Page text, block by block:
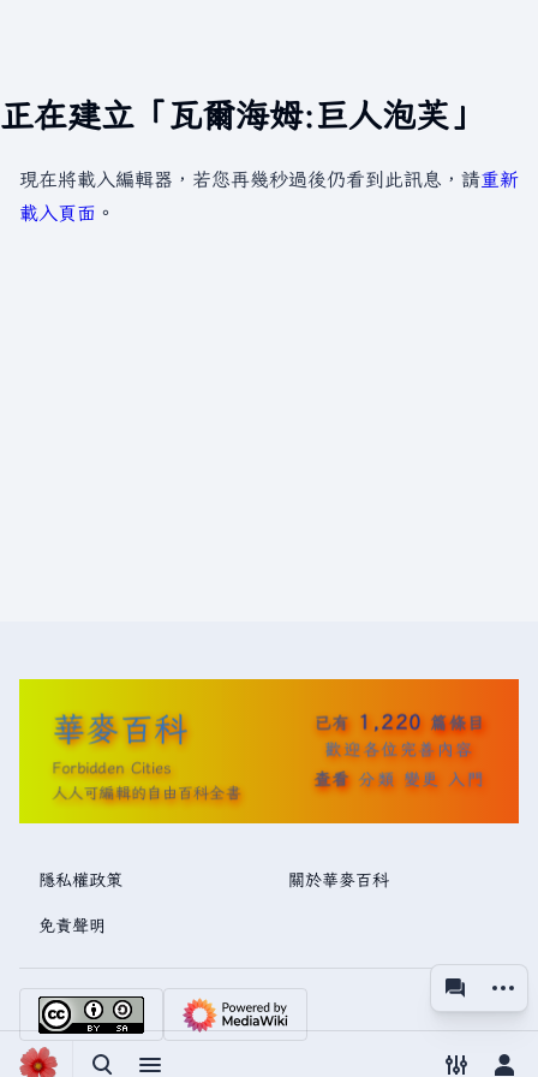
正在建立「瓦爾海姆:巨人泡芙」
視圖
更多
現在將載入編輯器，若您再幾秒過後仍看到此訊息，請重新
載入頁面 。
華麥百科
Forbidden Cities
人人可編輯的自由百科全書
已有 1,220 篇條目
歡迎各位完善內容
查看 分類 變更 入門
隱私權政策 關於華麥百科
免責聲明